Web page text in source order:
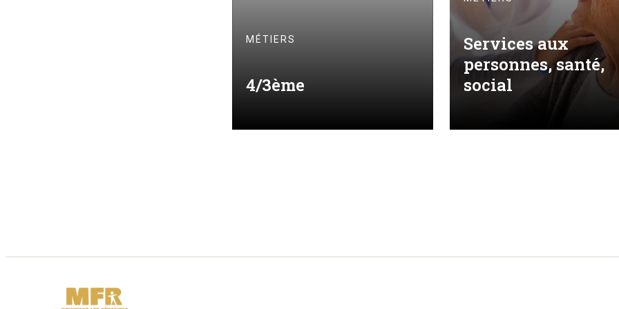
MÉTIERS
4/3ème
Services aux
personnes, santé,
social